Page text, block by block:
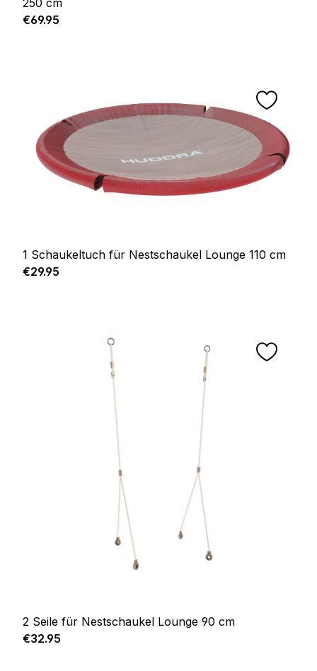
250 cm
Regular price:
€69.95
1 Schaukeltuch für Nestschaukel Lounge 110 cm
Regular price:
€29.95
2 Seile für Nestschaukel Lounge 90 cm
Regular price:
€32.95